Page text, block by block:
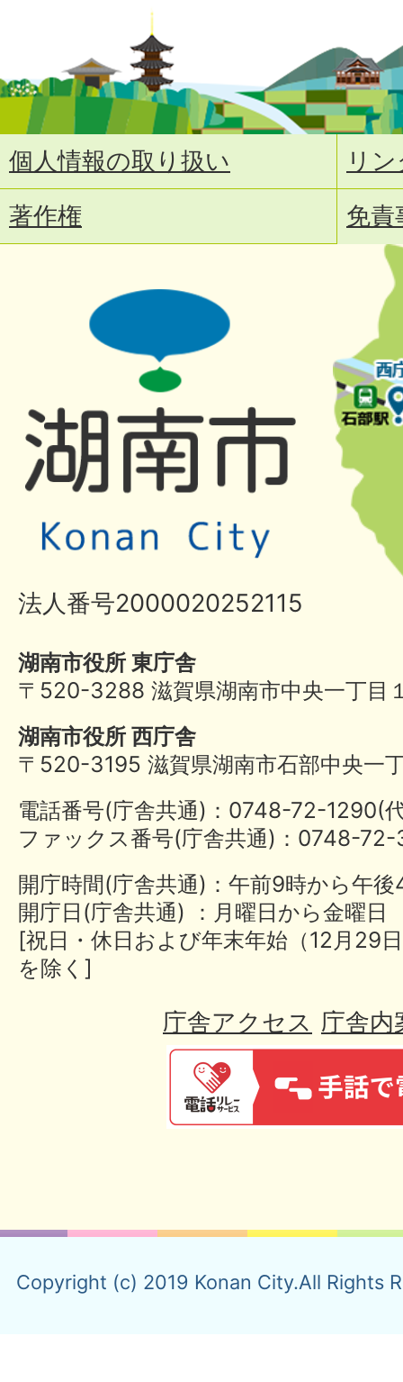
個人情報の取り扱い
リ
著作権
免責
法人番号2000020252115
湖南市役所 東庁舎
〒520-3288 滋賀県湖南市中央一丁目
湖南市役所 西庁舎
〒520-3195 滋賀県湖南市石部中央一
電話番号(庁舎共通)：0748-72-
ファックス番号(庁舎共通)：0748-
開庁時間(庁舎共通)：午前9時から午
開庁日(庁舎共通) ：月曜日から金曜日
[祝日・休日および年末年始（12月29
を除く]
庁舎アクセス 庁舎内
Copyright (c) 2019 Konan City.All Rights